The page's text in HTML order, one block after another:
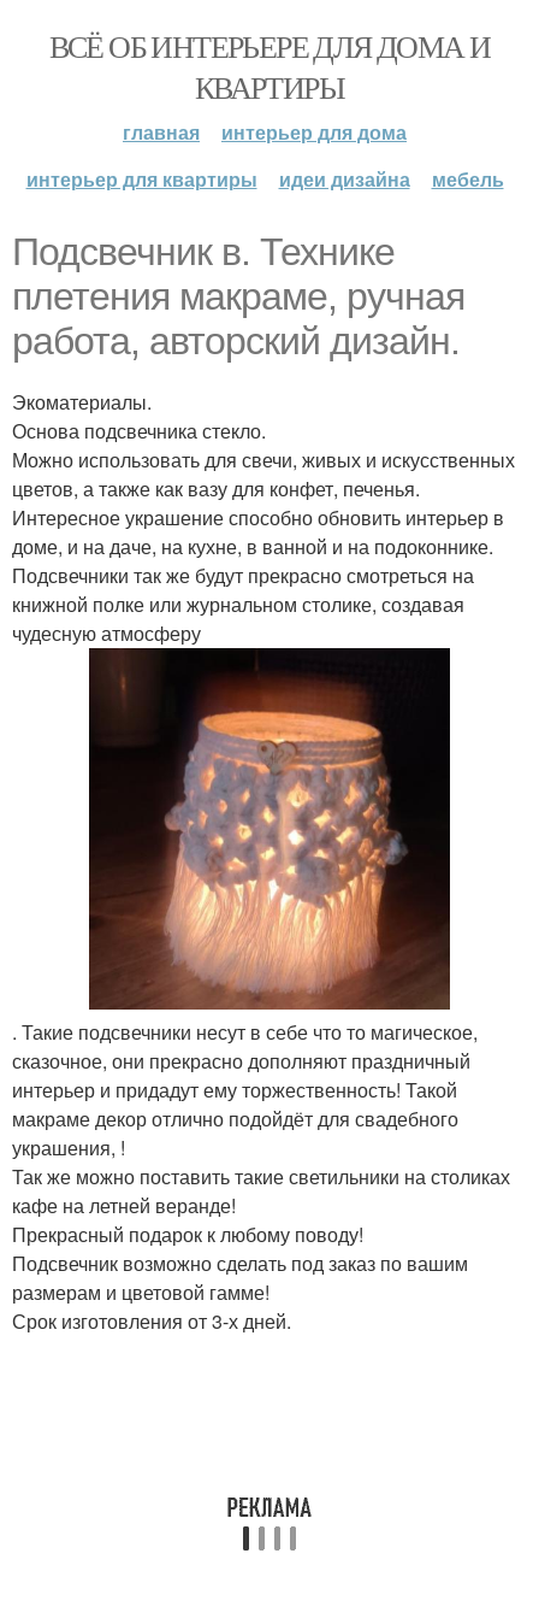
ВСЁ ОБ ИНТЕРЬЕРЕ ДЛЯ ДОМА И
КВАРТИРЫ
главная
интерьер для дома
интерьер для квартиры
идеи дизайна мебель
Подсвечник в. Технике
плетения макраме, ручная
работа, авторский дизайн.
Экоматериалы.
Основа подсвечника стекло.
Можно использовать для свечи, живых и искусственных
цветов, а также как вазу для конфет, печенья.
Интересное украшение способно обновить интерьер в
доме, и на даче, на кухне, в ванной и на подоконнике.
Подсвечники так же будут прекрасно смотреться на
книжной полке или журнальном столике, создавая
чудесную атмосферу
. Такие подсвечники несут в себе что то магическое,
сказочное, они прекрасно дополняют праздничный
интерьер и придадут ему торжественность! Такой
макраме декор отлично подойдёт для свадебного
украшения, !
Так же можно поставить такие светильники на столиках
кафе на летней веранде!
Прекрасный подарок к любому поводу!
Подсвечник возможно сделать под заказ по вашим
размерам и цветовой гамме!
Срок изготовления от 3-х дней.